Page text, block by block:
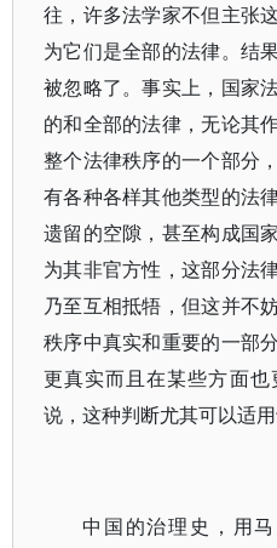
往，许多法学家不但主张
为它们是全部的法律。结
被忽略了。事实上，国家
的和全部的法律，无论其
整个法律秩序的一个部分
有各种各样其他类型的法
遗留的空隙，甚至构成国
为其非官方性，这部分法
乃至互相抵牾，但这并不
秩序中真实和重要的一部
更真实而且在某些方面
说，这种判断尤其可以适用
中国的治理史，用